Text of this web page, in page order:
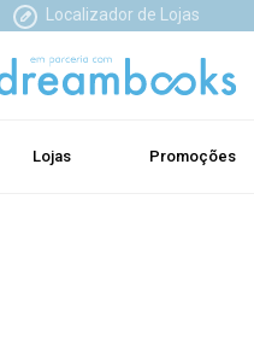
Localizador de Lojas
Lojas Promoções